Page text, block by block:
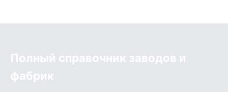
Полный справочник заводов и
фабрик